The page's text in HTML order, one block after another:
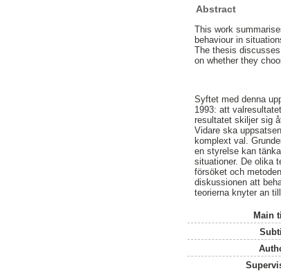
Abstract
This work
behaviour in
The thesis
on whether they
Syftet med denna
1993: att
resultatet skiljer sig
Vidare ska
komplext val.
en styrelse kan
situationer. De olika
försöket och
diskussionen att
teorierna knyter an
Main